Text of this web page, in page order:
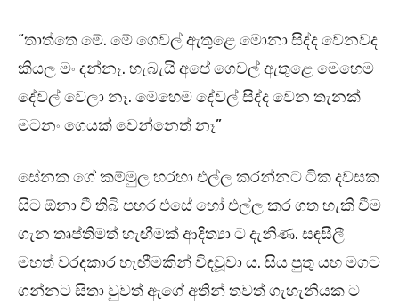
“තාත්තෙ මේ. මේ ගෙවල් ඇතුළෙ මොනා සිද්ද වෙනවද
කියල මං දන්නෑ. හැබැයි අපේ ගෙවල් ඇතුළෙ මෙහෙම
දේවල් වෙලා නෑ. මෙහෙම දේවල් සිද්ද වෙන තැනක්
මටනං ගෙයක් වෙන්නෙත් නෑ”
සේනක ගේ කම්මුල හරහා එල්ල කරන්නට ටික දවසක
සිට ඕනා වී තිබි පහර එසේ හෝ එල්ල කර ගත හැකි වීම
ගැන තෘප්තිමත් හැඟීමක් ආදිත්‍යා ට දැනිණ. සඳසීලී
මහත් වරදකාර හැඟීමකින් විඳවූවා ය. සිය පුතු යහ මගට
ගන්නට සිතා වුවත් ඇගේ අතින් තවත් ගැහැනියක ට